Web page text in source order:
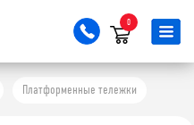
0
Платформенные тележки